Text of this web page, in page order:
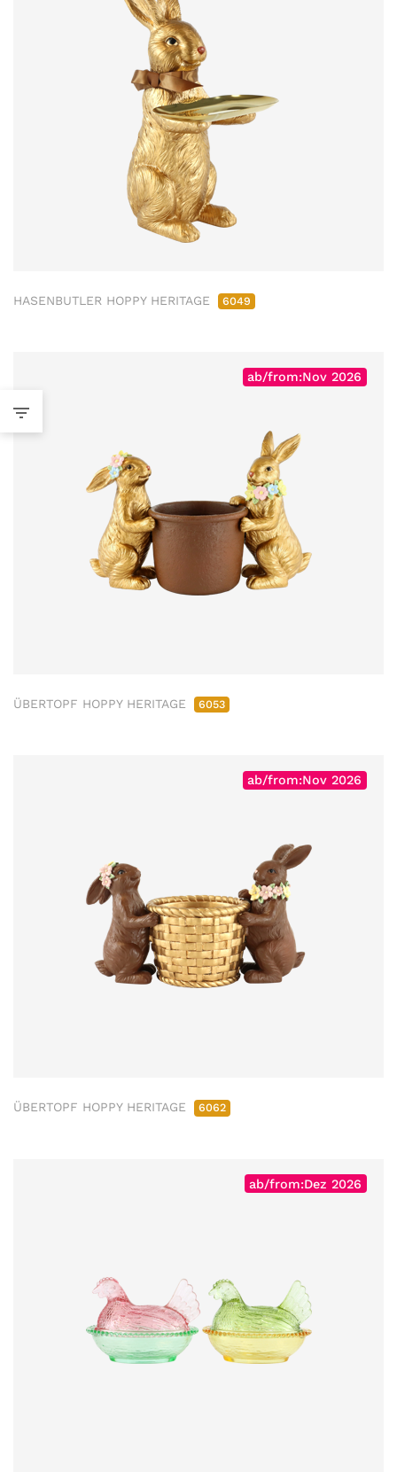
HASENBUTLER HOPPY HERITAGE 6049
ab/from:Nov 2026
ÜBERTOPF HOPPY HERITAGE 6053
ab/from:Nov 2026
ÜBERTOPF HOPPY HERITAGE 6062
ab/from:Dez 2026